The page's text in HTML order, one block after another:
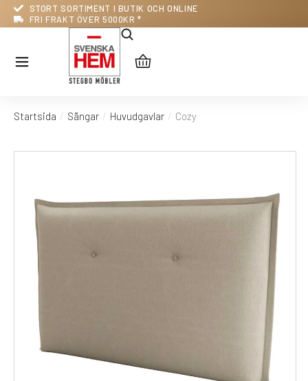
STORT SORTIMENT I BUTIK OCH ONLINE
FRI FRAKT ÖVER 5000KR *
Du är här:
Startsida Sängar Huvudgavlar Cozy